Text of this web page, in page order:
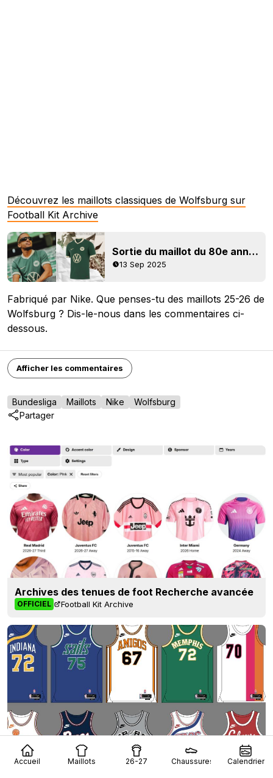
Accueil Maillots 26-27 Chaussures Calendrier
Découvrez les maillots classiques de Wolfsburg sur
Football Kit Archive
Sortie du maillot du 80e anniversaire du Wolfsburg 25-26
13 Sep 2025
Fabriqué par Nike. Que penses-tu des maillots 25-26 de
Wolfsburg ? Dis-le-nous dans les commentaires ci-
dessous.
Afficher les commentaires
Bundesliga Maillots Nike
Wolfsburg
Partager
Archives des tenues de foot Recherche avancée
OFFICIEL Football Kit Archive